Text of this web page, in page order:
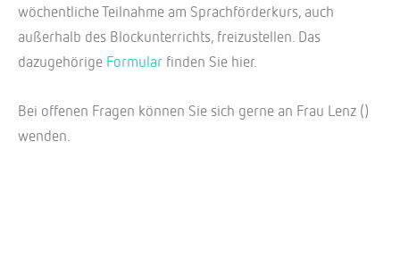
wöchentliche Teilnahme am Sprachförderkurs, auch
außerhalb des Blockunterrichts, freizustellen. Das
dazugehörige Formular finden Sie hier.
Bei offenen Fragen können Sie sich gerne an Frau Lenz ( )
wenden.